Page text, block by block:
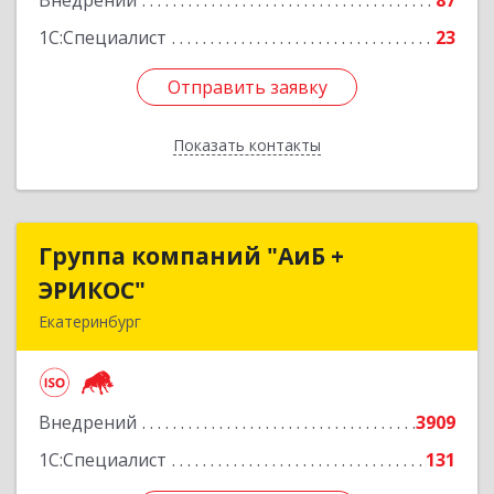
1С:Специалист
23
Отправить заявку
Показать контакты
Отправить заявку
Назад
Группа компаний "АиБ +
ЭРИКОС"
Екатеринбург
Внедрений
3909
1С:Специалист
131
Группа компаний "АиБ +
Подробнее